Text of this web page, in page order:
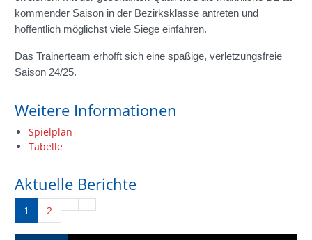
kommender Saison in der Bezirksklasse antreten und
hoffentlich möglichst viele Siege einfahren.
Das Trainerteam erhofft sich eine spaßige, verletzungsfreie
Saison 24/25.
Weitere Informationen
Spielplan
Tabelle
Aktuelle Berichte
1 2